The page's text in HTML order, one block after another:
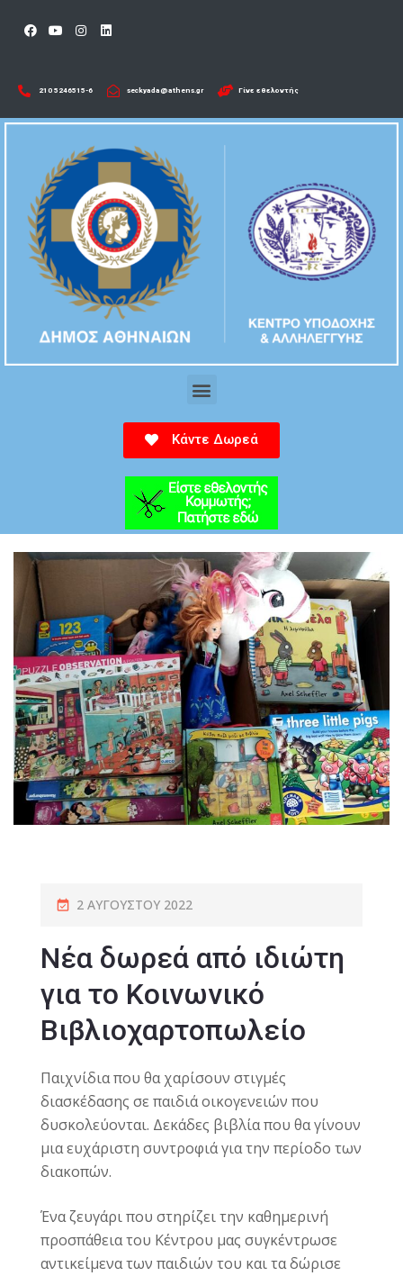
210 5246515-6​ seckyada@athens.gr Γίνε εθελοντής
Κάντε Δωρεά
2 ΑΥΓΟΎΣΤΟΥ 2022
Νέα δωρεά από ιδιώτη
για το Κοινωνικό
Βιβλιοχαρτοπωλείο
Παιχνίδια που θα χαρίσουν στιγμές
διασκέδασης σε παιδιά οικογενειών που
δυσκολεύονται. Δεκάδες βιβλία που θα γίνουν
μια ευχάριστη συντροφιά για την περίοδο των
διακοπών.
Ένα ζευγάρι που στηρίζει την καθημερινή
προσπάθεια του Κέντρου μας συγκέντρωσε
αντικείμενα των παιδιών του και τα δώρισε